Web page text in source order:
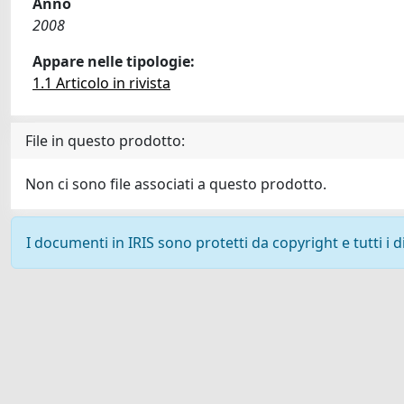
2008
Appare nelle tipologie:
1.1 Articolo in rivista
File in questo prodotto:
Non ci sono file associati a questo prodotto.
I documenti in IRIS sono protetti da copyright e tutti i